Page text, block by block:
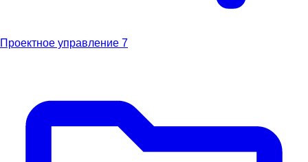
Проектное управление 7